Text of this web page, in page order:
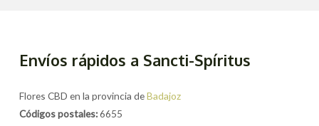
Envíos rápidos a Sancti-Spíritus
Flores CBD en la provincia deBadajoz
Códigos postales:6655